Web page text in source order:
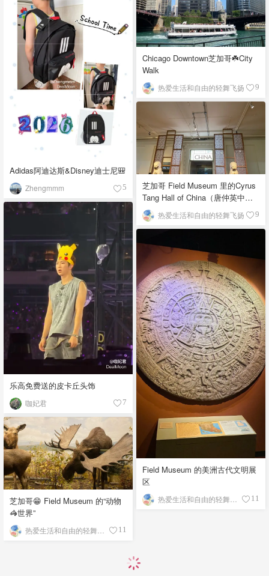
Chicago Downtown芝加哥☘️City
Walk
热爱生活和自由的轻舞飞扬 9
Adidas阿迪达斯&Disney迪士尼🎒
Zhengmmm 5
芝加哥 Field Museum 里的Cyrus
Tang Hall of China（唐仲英中国
馆） 热爱生活和自由的轻舞飞扬 9
乐高免费送的皮卡丘头饰
咖妃君 7
Field Museum 的美洲古代文明展
区
11
芝加哥😁 Field Museum 的“动物
🦓世界”
11